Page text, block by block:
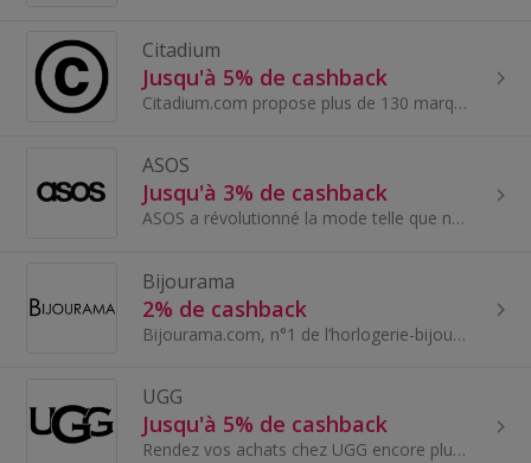
Citadium
Jusqu'à 5% de cashback
Citadium.com propose plus de 130 marques de mode street et urbaine, des plus connues au plus pointues.
ASOS
Jusqu'à 3% de cashback
ASOS a révolutionné la mode telle que nous la connaissons.
Bijourama
2% de cashback
Bijourama.com, n°1 de l’horlogerie-bijouterie sur internet depuis plus de 10 ans, vous propose une sélection large et minutieuse de montres et bijoux.
UGG
Jusqu'à 5% de cashback
Rendez vos achats chez UGG encore plus avantageux grâce à TopCashback !